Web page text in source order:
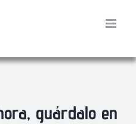
guárdalo en